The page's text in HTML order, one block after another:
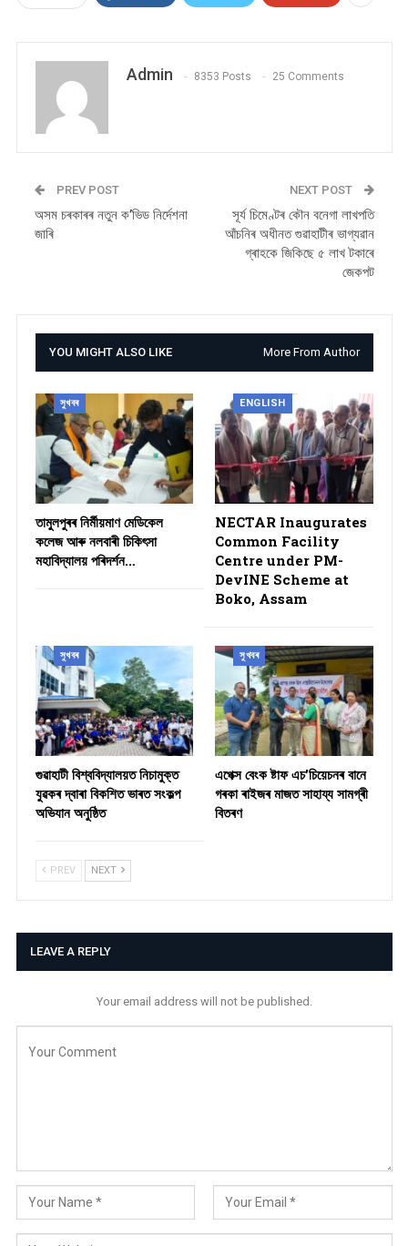
Admin 8353 Posts 25 Comments
PREV POST
অসম চৰকাৰৰ নতুন ক’ভিড নিৰ্দেশনা
জাৰি
NEXT POST
সূৰ্য চিমেণ্টৰ কৌন বনেগা লাখপতি
আঁচনিৰ অধীনত গুৱাহাটীৰ ভাগ্যৱান
গ্ৰাহকে জিকিছে ৫ লাখ টকাৰে
জেকপট
YOU MIGHT ALSO LIKE More From Author
সুখবৰ
তামুলপুৰৰ নিৰ্মীয়মাণ মেডিকেল
কলেজ আৰু নলবাৰী চিকিৎসা
মহাবিদ্যালয় পৰিদৰ্শন…
ENGLISH
NECTAR Inaugurates
Common Facility
Centre under PM-
DevINE Scheme at
Boko, Assam
সুখবৰ
গুৱাহাটী বিশ্ববিদ্যালয়ত নিচামুক্ত
যুৱকৰ দ্বাৰা বিকশিত ভাৰত সংকল্প
অভিযান অনুষ্ঠিত
সুখবৰ
​এপেক্স বেংক ষ্টাফ এচ’চিয়েচনৰ বানে
গৰকা ৰাইজৰ মাজত সাহায্য সামগ্ৰী
বিতৰণ ​
PREV NEXT
LEAVE A REPLY
Your email address will not be published.